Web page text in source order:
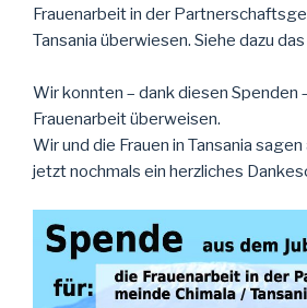
Frauenarbeit in der
Tansania überwiesen. Siehe dazu
Wir konnten – dank diesen Spenden
Frauenarbeit überweisen.
Wir und die Frauen in Tansania
jetzt nochmals ein herzliches